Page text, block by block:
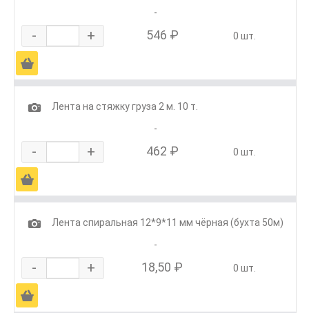
-
- + 546 ₽ 0 шт.
Ä
1
Лента на стяжку груза 2 м. 10 т.
-
- + 462 ₽ 0 шт.
Ä
1
Лента спиральная 12*9*11 мм чёрная (бухта 50м)
-
- + 18,50 ₽ 0 шт.
Ä